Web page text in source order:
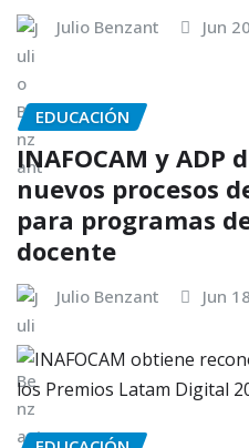
Julio Benzant Jun
EDUCACIÓN
INAFOCAM y ADP
nuevos procesos
para programas
docente
Julio Benzant Jun